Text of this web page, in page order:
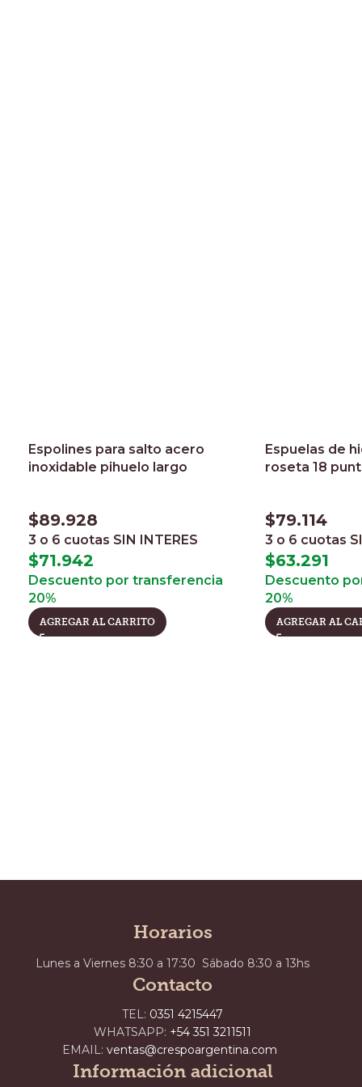
Espolines para salto acero
inoxidable pihuelo largo
$89.928
3 o 6 cuotas SIN INTERES
$71.942
Descuento por transferencia
20%
AGREGAR AL CARRITO
Espuelas de
roseta 18
$79.114
3 o 6 cuotas
$63.291
Descuento
20%
AGREGAR AL
Horarios
Lunes a Viernes 8:30 a 17:30 Sábado 8:30 a 13hs
Contacto
TEL: 0351 4215447
WHATSAPP: +54 351 3211511
EMAIL: ventas@crespoargentina.com
Información adicional